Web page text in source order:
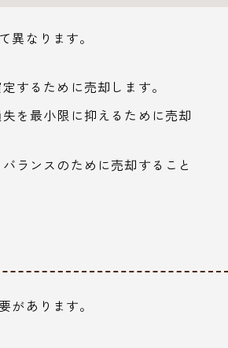
なります。
するために売却します。
を最小限に抑えるために売却
ランスのために売却すること
あります。